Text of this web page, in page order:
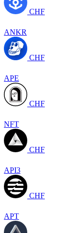
CHF
ANKR
CHF
APE
CHF
NFT
CHF
API3
CHF
APT